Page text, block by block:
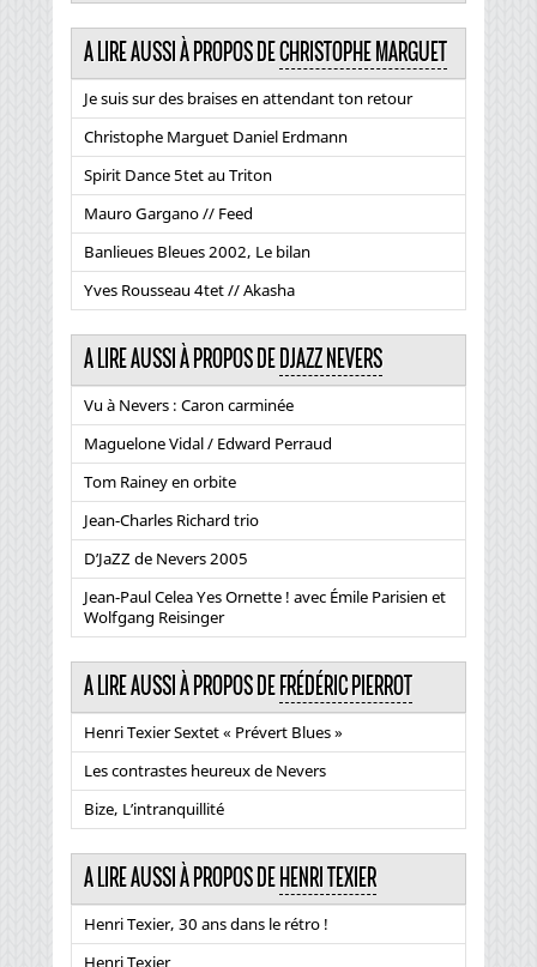
A LIRE AUSSI À PROPOS DECHRISTOPHE MARGUET
Je suis sur des braises en attendant ton retour
Christophe Marguet Daniel Erdmann
Spirit Dance 5tet au Triton
Mauro Gargano // Feed
Banlieues Bleues 2002, Le bilan
Yves Rousseau 4tet // Akasha
A LIRE AUSSI À PROPOS DE DJAZZ NEVERS
Vu à Nevers : Caron carminée
Maguelone Vidal / Edward Perraud
Tom Rainey en orbite
Jean-Charles Richard trio
D’JaZZ de Nevers 2005
Jean-Paul Celea Yes Ornette ! avec Émile Parisien et
Wolfgang Reisinger
A LIRE AUSSI À PROPOS DE FRÉDÉRIC PIERROT
Henri Texier Sextet « Prévert Blues »
Les contrastes heureux de Nevers
Bize, L’intranquillité
A LIRE AUSSI À PROPOS DE HENRI TEXIER
Henri Texier, 30 ans dans le rétro !
Henri Texier